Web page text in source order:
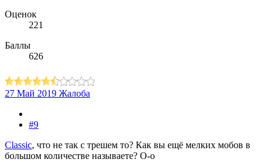
Оценок
221
Баллы
626
27 Май 2019 Жалоба
#9
Classic, что не так с трешем то? Как вы ещё мелких мобов в
большом количестве называете? О-о